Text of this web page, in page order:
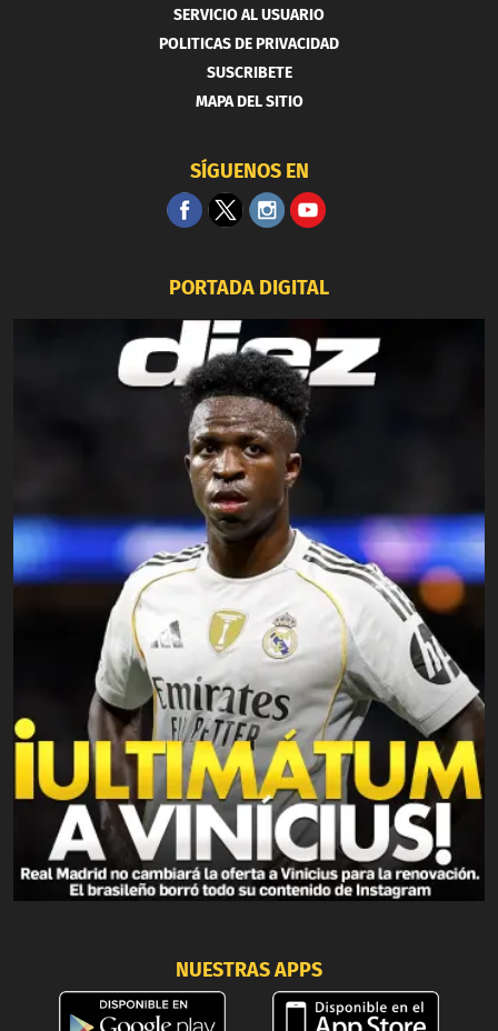
SERVICIO AL USUARIO
POLITICAS DE PRIVACIDAD
SUSCRIBETE
MAPA DEL SITIO
SÍGUENOS EN
PORTADA DIGITAL
NUESTRAS APPS